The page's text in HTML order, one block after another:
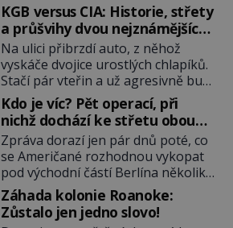
pověsil Napoleon? Samotný císař
Napoleon Bonaparte (1769–1821)
má pro malbu slabost, a tak si ji
ještě jako první konzul přemístí do
své ložnice v Tuilerisjkém […]
KGB versus CIA: Historie, střety
a průšvihy dvou nejznámějších
tajných služeb historie
Na ulici přibrzdí auto, z něhož
vyskáče dvojice urostlých chlapíků.
Stačí pár vteřin a už agresivně buší
na dveře. O další okamžik později
vlečou nebožáka do auta, a pak už
ho nikdy nikdo nespatří. Dostal se
totiž do rukou všemocné KGB. Jako
sourozenci, kteří si nemohou přijít
na jméno. Neustále se předhání v
plánování sabotáží, […]
Kdo je víc? Pět operací, při
nichž dochází ke střetu obou
tajných služeb
Zpráva dorazí jen pár dnů poté, co
se Američané rozhodnou vykopat
pod východní částí Berlína několik
stovek metrů dlouhý tunel. Sověti
na sobě nenechají nic znát a
nechají nepřítele, aby si myslel, že
Záhada kolonie Roanoke:
Zůstalo jen jedno slovo!